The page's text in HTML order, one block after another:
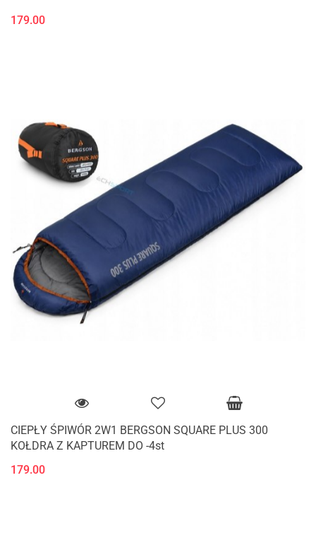
179.00
CIEPŁY ŚPIWÓR 2W1 BERGSON SQUARE PLUS 300
KOŁDRA Z KAPTUREM DO -4st
179.00